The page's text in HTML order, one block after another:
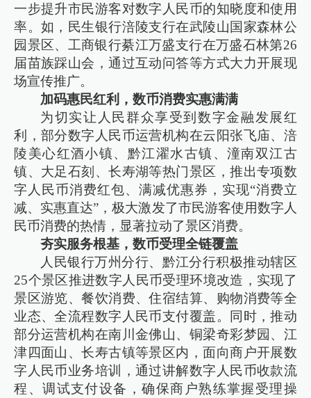
一步提升市民游客对数字人民币的知晓度和使用
率。如，民生银行涪陵支行在武陵山国家森林公
园景区、工商银行綦江万盛支行在万盛石林第26
届苗族踩山会，通过互动问答等方式大力开展现
场宣传推广。
加码惠民红利，数币消费实惠满满
为切实让人民群众享受到数字金融发展红
利，部分数字人民币运营机构在云阳张飞庙、涪
陵美心红酒小镇、黔江濯水古镇、潼南双江古
镇、大足石刻、长寿湖等热门景区，推出专项数
字人民币消费红包、满减优惠券，实现“消费立
减、实惠直达”，极大激发了市民游客使用数字人
民币消费的热情，显著拉动了景区消费。
夯实服务根基，数币受理全链覆盖
人民银行万州分行、黔江分行积极推动辖区
25个景区推进数字人民币受理环境改造，实现了
景区游览、餐饮消费、住宿结算、购物消费等全
业态、全流程数字人民币支付覆盖。同时，推动
部分运营机构在南川金佛山、铜梁奇彩梦园、江
津四面山、长寿古镇等景区内，面向商户开展数
字人民币业务培训，通过讲解数字人民币收款流
程、调试支付设备，确保商户熟练掌握受理操